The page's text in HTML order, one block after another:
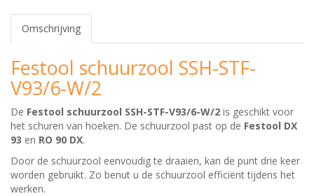
Omschrijving
Festool schuurzool SSH-STF-
V93/6-W/2
De Festool schuurzool SSH-STF-V93/6-W/2 is geschikt voor
het schuren van hoeken. De schuurzool past op de Festool DX
93 en RO 90 DX.
Door de schuurzool eenvoudig te draaien, kan de punt drie keer
worden gebruikt. Zo benut u de schuurzool efficiënt tijdens het
werken.